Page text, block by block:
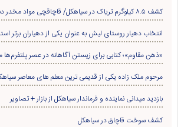
کشف ۸.۵ کیلوگرم تریاک در سیاهکل/ قاچاقچی مواد مخدر دستگیر شد
انتخاب دهیار روستای لیش به عنوان یکی از دهیاران برتر
«ذهن مقاوم»؛ کتابی برای زیستن آگاهانه در عصر
مرحوم ملک زاده یکی از قدیمی ترین معلم های معاصر
بازدید میدانی نماینده و فرماندار سیاهکل از بازار + تصاویر
کشف سوخت قاچاق در سياهکل